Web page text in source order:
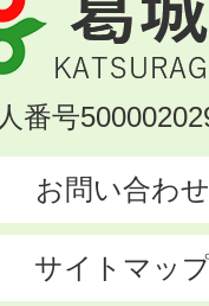
番号
お問い合わせ
サイトマッ